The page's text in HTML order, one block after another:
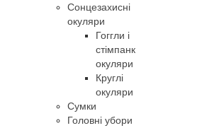
Сонцезахисні
окуляри
Гоггли і
стімпанк
окуляри
Круглі
окуляри
Сумки
Головні убори